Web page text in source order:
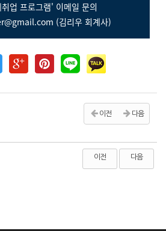
업 프로그램' 이메일 문의
(김리우 회계사)
이전 다음
이전 다음